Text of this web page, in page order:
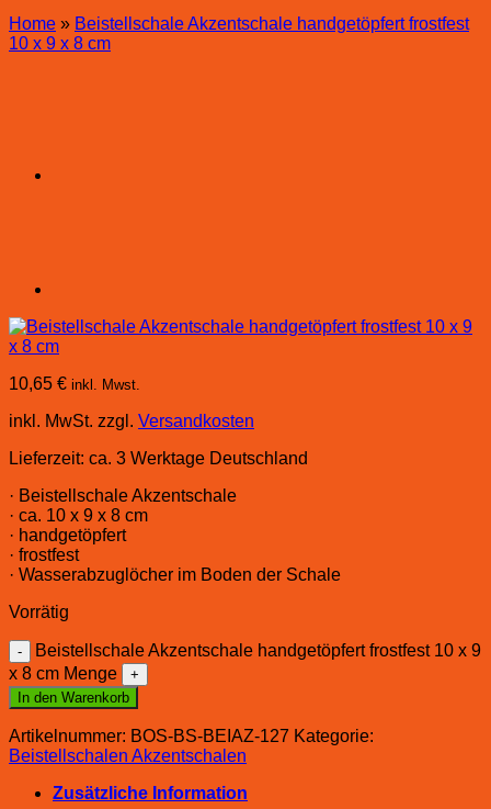
Home » Beistellschale Akzentschale handgetöpfert frostfest
10 x 9 x 8 cm
10,65 € inkl. Mwst.
inkl. MwSt. zzgl. Versandkosten
Lieferzeit: ca. 3 Werktage Deutschland
· Beistellschale Akzentschale
· ca. 10 x 9 x 8 cm
· handgetöpfert
· frostfest
· Wasserabzuglöcher im Boden der Schale
Vorrätig
Beistellschale Akzentschale handgetöpfert frostfest 10 x 9
x 8 cm Menge
In den Warenkorb
Artikelnummer: BOS-BS-BEIAZ-127 Kategorie:
Beistellschalen Akzentschalen
Zusätzliche Information